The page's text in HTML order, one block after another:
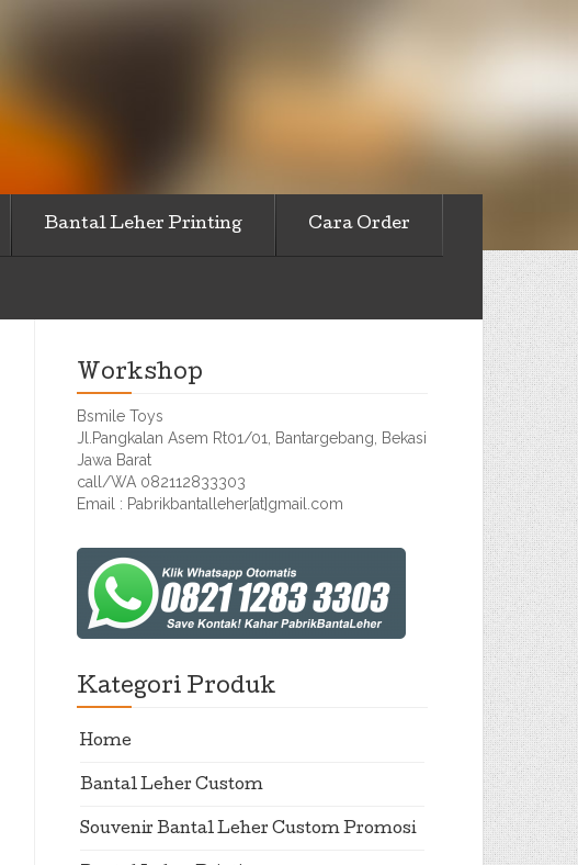
Bantal Leher Printing Cara Order
Workshop
Bsmile Toys
Jl.Pangkalan Asem Rt01/01, Bantargebang, Bekasi
Jawa Barat
call/WA 082112833303
Email : Pabrikbantalleher[at]gmail.com
Kategori Produk
Home
Bantal Leher Custom
Souvenir Bantal Leher Custom Promosi